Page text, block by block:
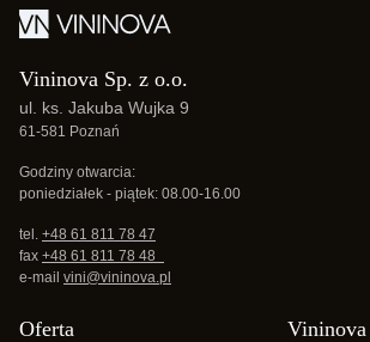
Vininova Sp. z o.o.
ul. ks. Jakuba Wujka 9
61-581 Poznań
Godziny otwarcia:
poniedziałek - piątek: 08.00-16.00
tel. +48 61 811 78 47
fax +48 61 811 78 48
e-mail vini@vininova.pl
Oferta Vininova